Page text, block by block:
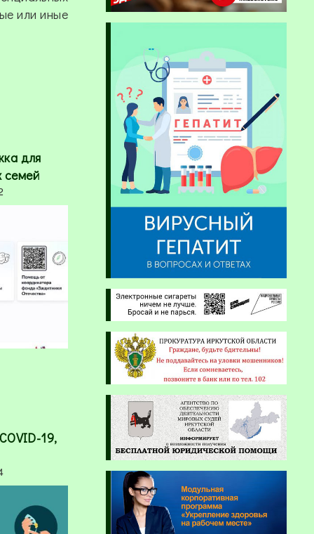
или иные
для
семей
19,